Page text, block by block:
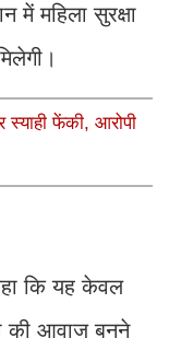
में महिला सुरक्षा
स्याही फेंकी, आरोपी
कि यह केवल
की आवाज बनने